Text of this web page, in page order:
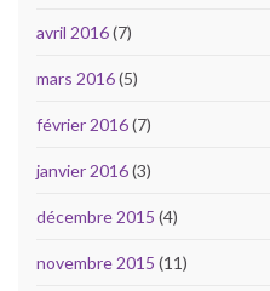
avril 2016(7)
mars 2016(5)
février 2016(7)
janvier 2016(3)
décembre 2015 (4)
novembre 2015 (11)